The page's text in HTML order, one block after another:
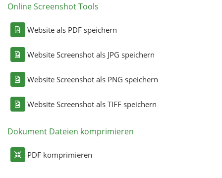
Online Screenshot Tools
Website als PDF speichern
Website Screenshot als JPG speichern
Website Screenshot als PNG speichern
Website Screenshot als TIFF speichern
Dokument Dateien komprimieren
PDF komprimieren